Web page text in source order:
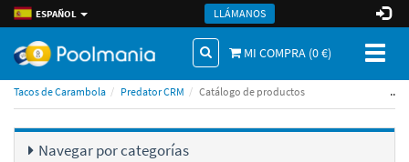
ESPAÑOL LLÁMANOS
MI COMPRA (0€)
Tacos de Carambola Predator CRM Catálogo de productos ..
Navegar por categorí­as